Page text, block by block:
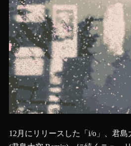
12月にリリースした「i/o」、君